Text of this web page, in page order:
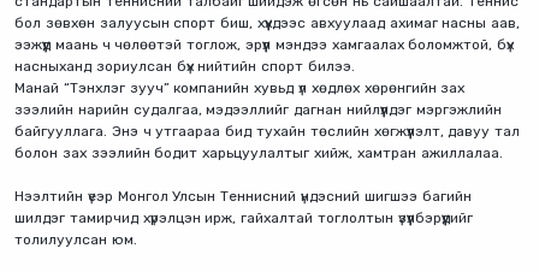
бол зөвхөн залуусын спорт биш, хүүхдээс авхуулаад ахимаг насны аав,
ээжүүд маань ч чөлөөтэй тоглож, эрүүл мэндээ хамгаалах боломжтой, бүх
насныханд зориулсан бүх нийтийн спорт билээ.
Манай “Тэнхлэг зууч” компанийн хувьд үл хөдлөх хөрөнгийн зах
зээлийн нарийн судалгаа, мэдээллийг дагнан нийлүүлдэг мэргэжлийн
байгууллага. Энэ ч утгаараа бид тухайн төслийн хөгжүүлэлт, давуу тал
болон зах зээлийн бодит харьцуулалтыг хийж, хамтран ажиллалаа.
Нээлтийн үеэр Монгол Улсын Теннисний үндэсний шигшээ багийн
шилдэг тамирчид хүрэлцэн ирж, гайхалтай тоглолтын үзүүлбэрүүдийг
толилуулсан юм.